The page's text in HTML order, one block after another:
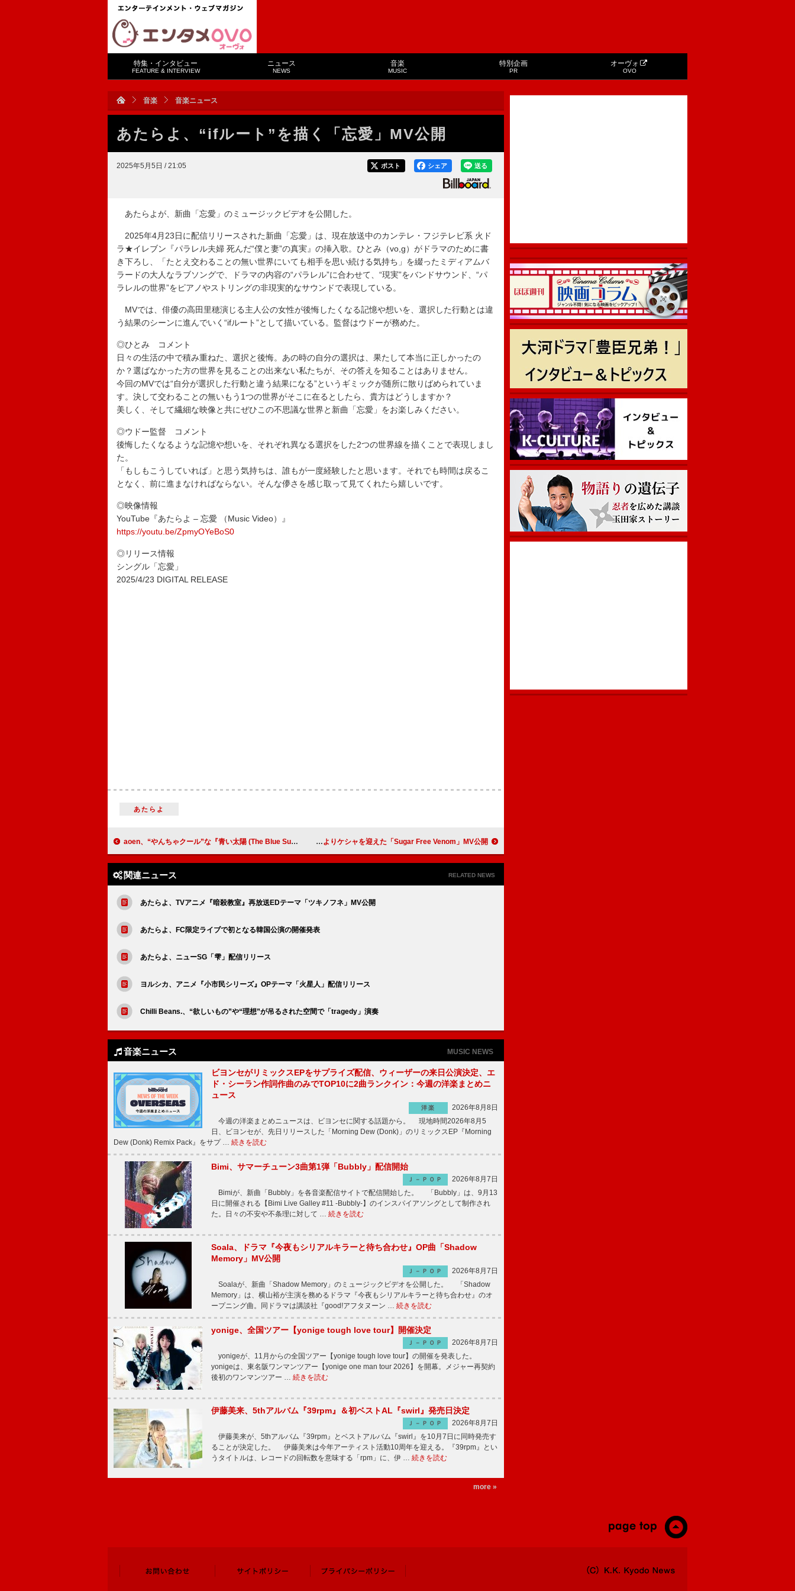
特集・インタビュー
FEATURE & INTERVIEW
ニュース
NEWS
音楽
MUSIC
特別企画
PR
オーヴォ
OVO
音楽 音楽ニュース
あたらよ、“ifルート”を描く「忘愛」MV公開
2025年5月5日 / 21:05 送る
シェア
ポスト
あたらよが、新曲「忘愛」のミュージックビデオを公開した。
2025年4月23日に配信リリースされた新曲「忘愛」は、現在放送中のカンテレ・フジテレビ系 火ド
ラ★イレブン『パラレル夫婦 死んだ“僕と妻”の真実』の挿入歌。ひとみ（vo,g）がドラマのために書
き下ろし、「たとえ交わることの無い世界にいても相手を思い続ける気持ち」を綴ったミディアムバ
ラードの大人なラブソングで、ドラマの内容の“パラレル”に合わせて、“現実”をバンドサウンド、“パ
ラレルの世界”をピアノやストリングの非現実的なサウンドで表現している。
MVでは、俳優の高田里穂演じる主人公の女性が後悔したくなる記憶や想いを、選択した行動とは違
う結果のシーンに進んでいく“ifルート”として描いている。監督はウドーが務めた。
◎ひとみ コメント
日々の生活の中で積み重ねた、選択と後悔。あの時の自分の選択は、果たして本当に正しかったの
か？選ばなかった方の世界を見ることの出来ない私たちが、その答えを知ることはありません。
今回のMVでは“自分が選択した行動と違う結果になる”というギミックが随所に散りばめられていま
す。決して交わることの無いもう1つの世界がそこに在るとしたら、貴方はどうしますか？
美しく、そして繊細な映像と共にぜひこの不思議な世界と新曲「忘愛」をお楽しみください。
◎ウドー監督 コメント
後悔したくなるような記憶や想いを、それぞれ異なる選択をした2つの世界線を描くことで表現しまし
た。
「もしもこうしていれば」と思う気持ちは、誰もが一度経験したと思います。それでも時間は戻るこ
となく、前に進まなければならない。そんな儚さを感じ取って見てくれたら嬉しいです。
◎映像情報
YouTube『あたらよ – 忘愛 （Music Video）』
https://youtu.be/ZpmyOYeBoS0
◎リリース情報
シングル「忘愛」
2025/4/23 DIGITAL RELEASE
あたらよ
aoen、“やんちゃクール”な『青い太陽 (The Blue Sun)』コンセプトフォト公開 f5ve、1stアルバムよりケシャを迎えた「Sugar Free Venom」MV公開
関連ニュース RELATED NEWS
あたらよ、TVアニメ『暗殺教室』再放送EDテーマ「ツキノフネ」MV公開
あたらよ、FC限定ライブで初となる韓国公演の開催発表
あたらよ、ニューSG「雫」配信リリース
ヨルシカ、アニメ『小市民シリーズ』OPテーマ「火星人」配信リリース
Chilli Beans.、“欲しいもの”や“理想”が吊るされた空間で「tragedy」演奏
音楽ニュース MUSIC NEWS
ビヨンセがリミックスEPをサプライズ配信、ウィーザーの来日公演決定、エ
ド・シーラン作詞作曲のみでTOP10に2曲ランクイン：今週の洋楽まとめニ
ュース
洋楽
2026年8月8日
今週の洋楽まとめニュースは、ビヨンセに関する話題から。 現地時間2026年8月5
日、ビヨンセが、先日リリースした「Morning Dew (Donk)」のリミックスEP『Morning
Dew (Donk) Remix Pack』をサプ … 続きを読む
Bimi、サマーチューン3曲第1弾「Bubbly」配信開始
Ｊ－ＰＯＰ
2026年8月7日
Bimiが、新曲「Bubbly」を各音楽配信サイトで配信開始した。 「Bubbly」は、9月13
日に開催される【Bimi Live Galley #11 -Bubbly-】のインスパイアソングとして制作され
た。日々の不安や不条理に対して … 続きを読む
Soala、ドラマ『今夜もシリアルキラーと待ち合わせ』OP曲「Shadow
Memory」MV公開
Ｊ－ＰＯＰ
2026年8月7日
Soalaが、新曲「Shadow Memory」のミュージックビデオを公開した。 「Shadow
Memory」は、横山裕が主演を務めるドラマ『今夜もシリアルキラーと待ち合わせ』のオ
ープニング曲。同ドラマは講談社『good!アフタヌーン … 続きを読む
yonige、全国ツアー【yonige tough love tour】開催決定
Ｊ－ＰＯＰ
2026年8月7日
yonigeが、11月からの全国ツアー【yonige tough love tour】の開催を発表した。
yonigeは、東名阪ワンマンツアー【yonige one man tour 2026】を開幕。メジャー再契約
後初のワンマンツアー … 続きを読む
伊藤美来、5thアルバム『39rpm』＆初ベストAL『swirl』発売日決定
Ｊ－ＰＯＰ
2026年8月7日
伊藤美来が、5thアルバム『39rpm』とベストアルバム『swirl』を10月7日に同時発売す
ることが決定した。 伊藤美来は今年アーティスト活動10周年を迎える。『39rpm』とい
うタイトルは、レコードの回転数を意味する「rpm」に、伊 … 続きを読む
more »